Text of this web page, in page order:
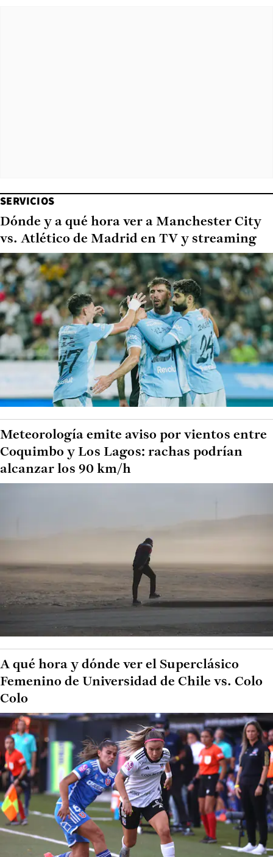
SERVICIOS
Dónde y a qué hora ver a Manchester City
vs. Atlético de Madrid en TV y streaming
Meteorología emite aviso por vientos entre
Coquimbo y Los Lagos: rachas podrían
alcanzar los 90 km/h
A qué hora y dónde ver el Superclásico
Femenino de Universidad de Chile vs. Colo
Colo